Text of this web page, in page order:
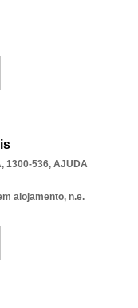
1300-536, AJUDA
alojamento, n.e.